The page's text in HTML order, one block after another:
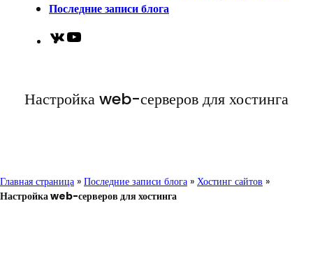
Последние записи блога
VK
Настройка web-серверов для хостинга
Главная страница » Последние записи блога » Хостинг сайтов »
Настройка web-серверов для хостинга